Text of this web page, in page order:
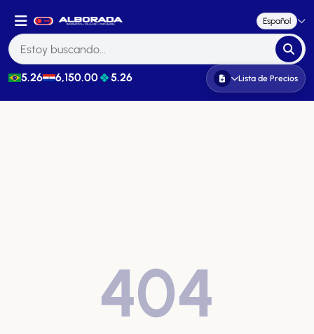
Español
5.26 6,150.00 5.26 Lista de Precios
404